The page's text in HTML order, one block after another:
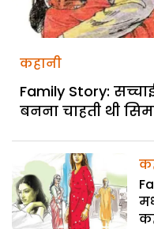
कहानी
Family Story:
बनना चाहती थी